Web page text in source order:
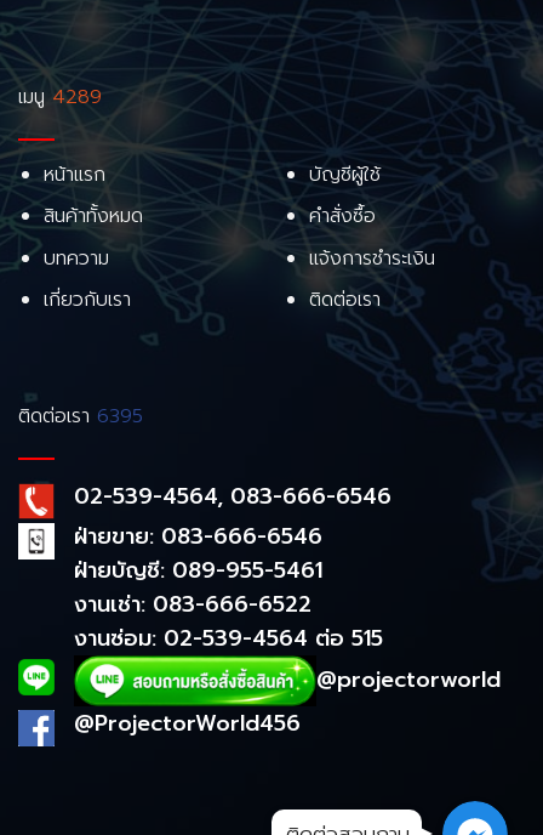
เมนู4289
หน้าแรก
สินค้าทั้งหมด
บทความ
เกี่ยวกับเรา
บัญชีผู้ใช้
คำสั่งซื้อ
แจ้งการชำระเงิน
ติดต่อเรา
ติดต่อเรา 6395
02-539-4564, 083-666-6546
ฝ่ายขาย: 083-666-6546
ฝ่ายบัญชี: 089-955-5461
งานเช่า: 083-666-6522
งานซ่อม: 02-539-4564 ต่อ 515
@projectorworld
@ProjectorWorld456